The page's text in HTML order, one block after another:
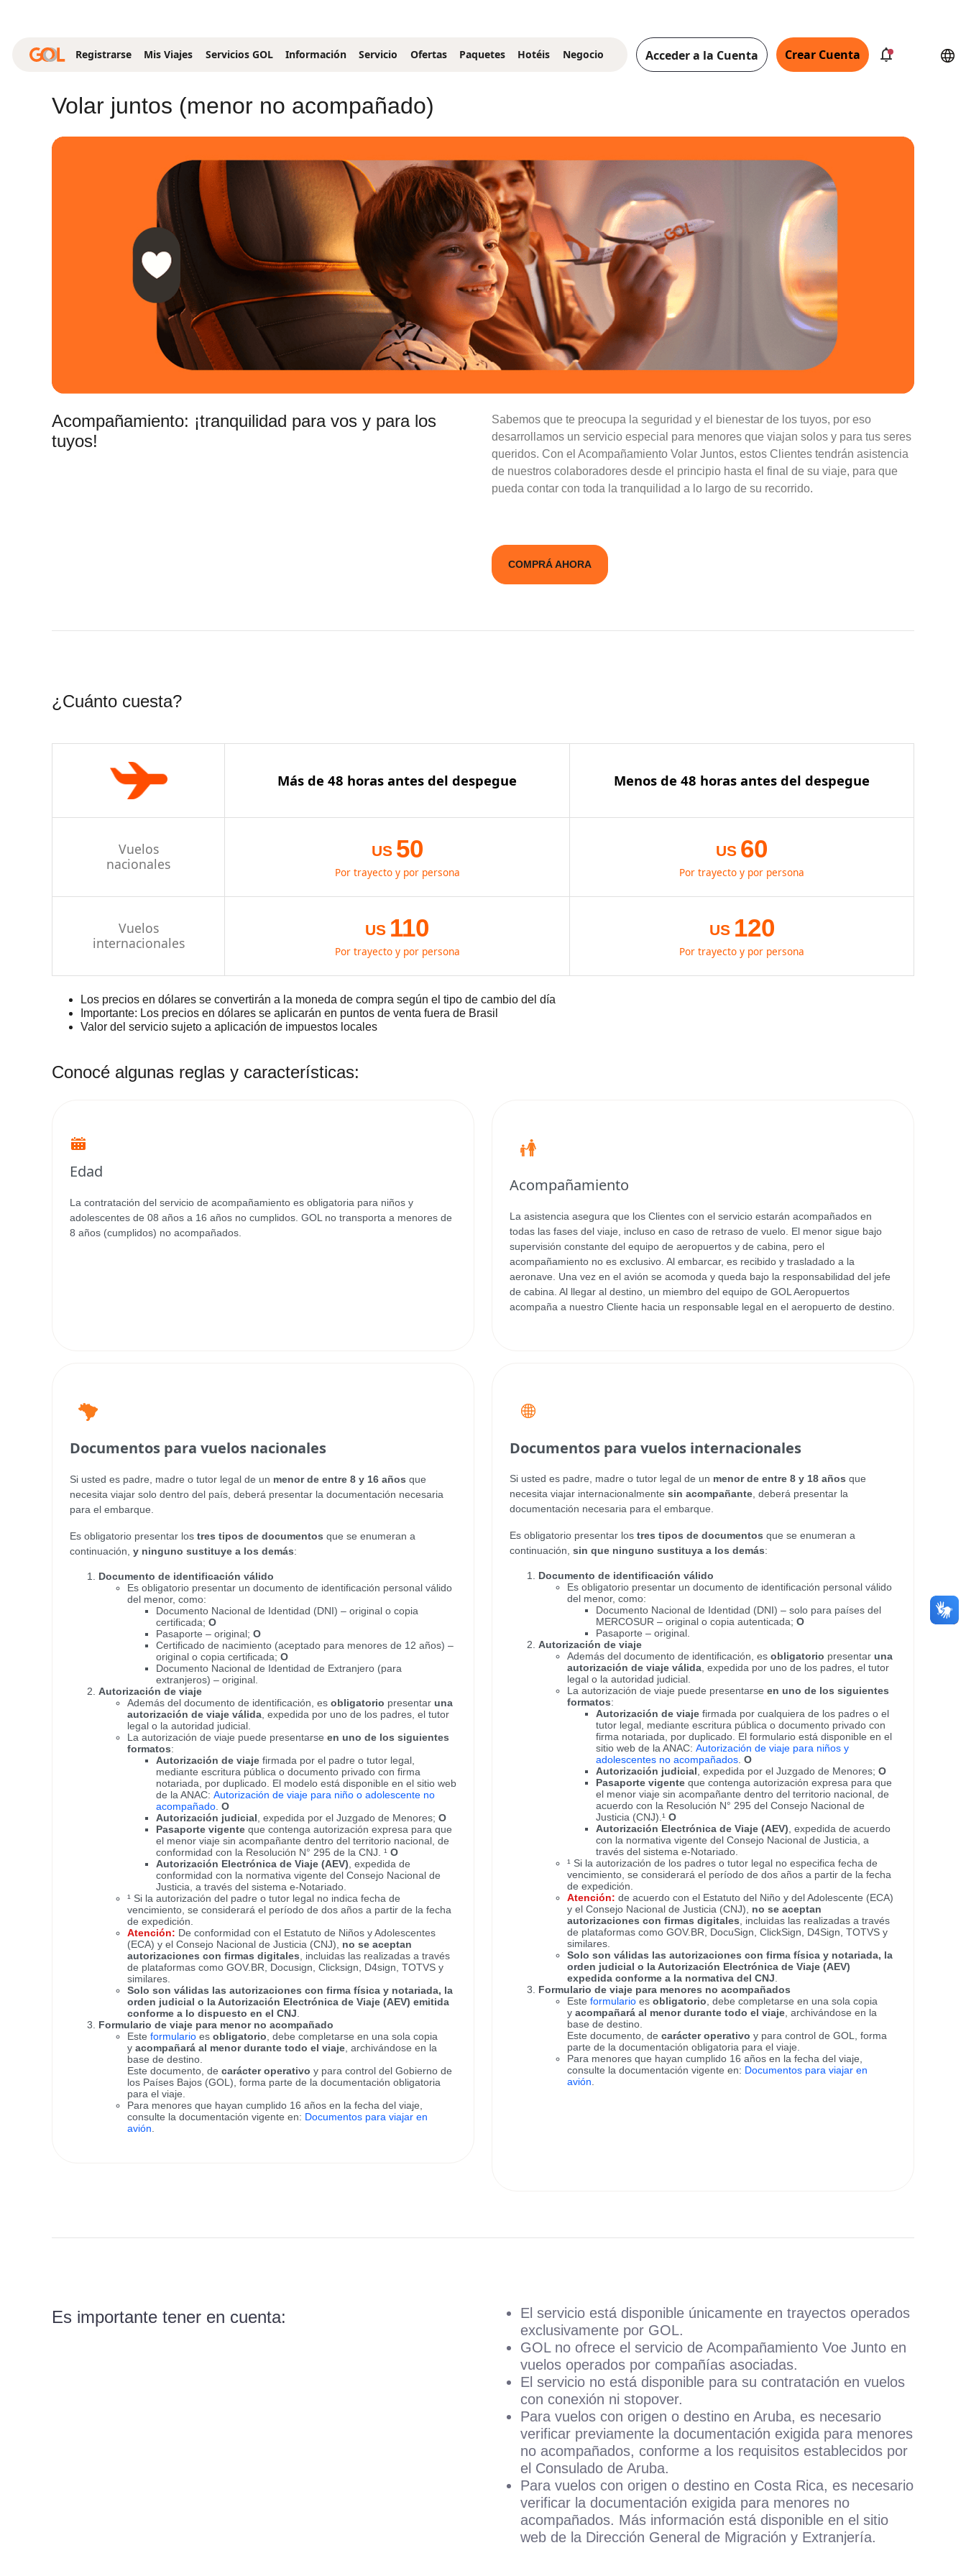
Registrarse Mis Viajes Servicios GOL Información Servicio Ofertas Paquetes Hotéis Negocio Acceder a la Cuenta Crear Cuenta
Volar juntos (menor no acompañado)
Acompañamiento: ¡tranquilidad para vos y para los
tuyos!
Sabemos que te preocupa la seguridad y el bienestar de los tuyos, por eso
desarrollamos un servicio especial para menores que viajan solos y para tus seres
queridos. Con el Acompañamiento Volar Juntos, estos Clientes tendrán asistencia
de nuestros colaboradores desde el principio hasta el final de su viaje, para que
pueda contar con toda la tranquilidad a lo largo de su recorrido.
COMPRÁ AHORA
¿Cuánto cuesta?
Más de 48 horas antes del despegue Menos de 48 horas antes del despegue
Vuelos
nacionales
US 50
Por trayecto y por persona
US 60
Por trayecto y por persona
Vuelos
internacionales
US 110
Por trayecto y por persona
US 120
Por trayecto y por persona
Los precios en dólares se convertirán a la moneda de compra según el tipo de cambio del día
Importante: Los precios en dólares se aplicarán en puntos de venta fuera de Brasil
Valor del servicio sujeto a aplicación de impuestos locales
Conocé algunas reglas y características:
Edad
La contratación del servicio de acompañamiento es obligatoria para niños y
adolescentes de 08 años a 16 años no cumplidos. GOL no transporta a menores de
8 años (cumplidos) no acompañados.
Documentos para vuelos nacionales
Si usted es padre, madre o tutor legal de un menor de entre 8 y 16 años que
necesita viajar solo dentro del país, deberá presentar la documentación necesaria
para el embarque.
Es obligatorio presentar los tres tipos de documentos que se enumeran a
continuación, y ninguno sustituye a los demás:
Documento de identificación válido
Es obligatorio presentar un documento de identificación personal válido
del menor, como:
Documento Nacional de Identidad (DNI) – original o copia
certificada; O
Pasaporte – original; O
Certificado de nacimiento (aceptado para menores de 12 años) –
original o copia certificada; O
Documento Nacional de Identidad de Extranjero (para
extranjeros) – original.
Autorización de viaje
Además del documento de identificación, es obligatorio presentar una
autorización de viaje válida , expedida por uno de los padres, el tutor
legal o la autoridad judicial.
La autorización de viaje puede presentarse en uno de los siguientes
formatos:
Autorización de viaje firmada por el padre o tutor legal,
mediante escritura pública o documento privado con firma
notariada, por duplicado. El modelo está disponible en el sitio web
de la ANAC: Autorización de viaje para niño o adolescente no
acompañado O
Autorización judicial , expedida por el Juzgado de Menores; O
Pasaporte vigente que contenga autorización expresa para que
el menor viaje sin acompañante dentro del territorio nacional, de
conformidad con la Resolución N° 295 de la CNJ. ¹ O
Autorización Electrónica de Viaje (AEV) , expedida de
conformidad con la normativa vigente del Consejo Nacional de
Justicia, a través del sistema e-Notariado.
¹ Si la autorización del padre o tutor legal no indica fecha de
vencimiento, se considerará el período de dos años a partir de la fecha
de expedición.
Atención: De conformidad con el Estatuto de Niños y Adolescentes
(ECA) y el Consejo Nacional de Justicia (CNJ), no se aceptan
autorizaciones con firmas digitales , incluidas las realizadas a través
de plataformas como GOV.BR, Docusign, Clicksign, D4sign, TOTVS y
similares.
Solo son válidas las autorizaciones con firma física y notariada, la
orden judicial o la Autorización Electrónica de Viaje (AEV) emitida
conforme a lo dispuesto en el CNJ
Formulario de viaje para menor no acompañado
Este formulario es obligatorio , debe completarse en una sola copia
y acompañará al menor durante todo el viaje , archivándose en la
base de destino.
Este documento, de carácter operativo y para control del Gobierno de
los Países Bajos (GOL), forma parte de la documentación obligatoria
para el viaje.
Para menores que hayan cumplido 16 años en la fecha del viaje,
consulte la documentación vigente en: Documentos para viajar en
avión
Acompañamiento
La asistencia asegura que los Clientes con el servicio estarán acompañados en
todas las fases del viaje, incluso en caso de retraso de vuelo. El menor sigue bajo
supervisión constante del equipo de aeropuertos y de cabina, pero el
acompañamiento no es exclusivo. Al embarcar, es recibido y trasladado a la
aeronave. Una vez en el avión se acomoda y queda bajo la responsabilidad del jefe
de cabina. Al llegar al destino, un miembro del equipo de GOL Aeropuertos
acompaña a nuestro Cliente hacia un responsable legal en el aeropuerto de destino.
Documentos para vuelos internacionales
Si usted es padre, madre o tutor legal de un menor de entre 8 y 18 años que
necesita viajar internacionalmente sin acompañante , deberá presentar la
documentación necesaria para el embarque.
Es obligatorio presentar los tres tipos de documentos que se enumeran a
continuación, sin que ninguno sustituya a los demás:
Documento de identificación válido
Es obligatorio presentar un documento de identificación personal válido
del menor, como:
Documento Nacional de Identidad (DNI) – solo para países del
MERCOSUR – original o copia autenticada; O
Pasaporte – original.
Autorización de viaje
Además del documento de identificación, es obligatorio presentar una
autorización de viaje válida , expedida por uno de los padres, el tutor
legal o la autoridad judicial.
La autorización de viaje puede presentarse en uno de los siguientes
formatos:
Autorización de viaje firmada por cualquiera de los padres o el
tutor legal, mediante escritura pública o documento privado con
firma notariada, por duplicado. El formulario está disponible en el
sitio web de la ANAC: Autorización de viaje para niños y
adolescentes no acompañados O
Autorización judicial , expedida por el Juzgado de Menores; O
Pasaporte vigente que contenga autorización expresa para que
el menor viaje sin acompañante dentro del territorio nacional, de
acuerdo con la Resolución N° 295 del Consejo Nacional de
Justicia (CNJ).¹ O
Autorización Electrónica de Viaje (AEV) , expedida de acuerdo
con la normativa vigente del Consejo Nacional de Justicia, a
través del sistema e-Notariado.
¹ Si la autorización de los padres o tutor legal no especifica fecha de
vencimiento, se considerará el período de dos años a partir de la fecha
de expedición.
Atención: de acuerdo con el Estatuto del Niño y del Adolescente (ECA)
y el Consejo Nacional de Justicia (CNJ), no se aceptan
autorizaciones con firmas digitales , incluidas las realizadas a través
de plataformas como GOV.BR, DocuSign, ClickSign, D4Sign, TOTVS y
similares.
Solo son válidas las autorizaciones con firma física y notariada, la
orden judicial o la Autorización Electrónica de Viaje (AEV)
expedida conforme a la normativa del CNJ
Formulario de viaje para menores no acompañados
Este formulario es obligatorio , debe completarse en una sola copia
y acompañará al menor durante todo el viaje , archivándose en la
base de destino.
Este documento, de carácter operativo y para control de GOL, forma
parte de la documentación obligatoria para el viaje.
Para menores que hayan cumplido 16 años en la fecha del viaje,
consulte la documentación vigente en: Documentos para viajar en
avión
Es importante tener en cuenta:
El servicio está disponible únicamente en trayectos operados
exclusivamente por GOL.
GOL no ofrece el servicio de Acompañamiento Voe Junto en
vuelos operados por compañías asociadas.
El servicio no está disponible para su contratación en vuelos
con conexión ni stopover.
Para vuelos con origen o destino en Aruba, es necesario
verificar previamente la documentación exigida para menores
no acompañados, conforme a los requisitos establecidos por
el Consulado de Aruba.
Para vuelos con origen o destino en Costa Rica, es necesario
verificar la documentación exigida para menores no
acompañados. Más información está disponible en el sitio
web de la Dirección General de Migración y Extranjería.